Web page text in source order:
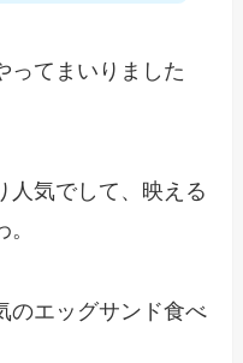
ってまいりました
人気でして、映える
のエッグサンド食べ